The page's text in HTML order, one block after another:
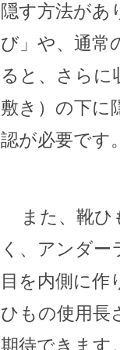
隠す方法があ
び」や、通常
ると、さらに
敷き）の下に
認が必要です。
また、靴
く、アンダ
目を内側に
ひもの使用長
期待できます